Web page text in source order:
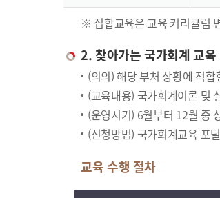
※ 집합교육은 교육 커리큘럼
2. 찾아가는 국가회계 교육
(의의) 해당 부처 상황에 적
(교육내용) 국가회계이론 및
(운영시기) 6월부터 12월 중
(신청방법) 국가회계교육 포
교육 수행 절차